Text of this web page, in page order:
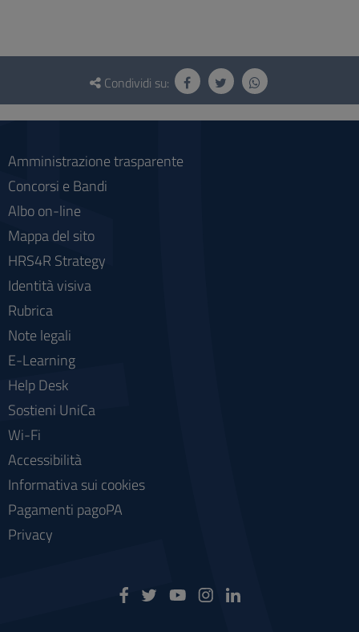
Questionario
social
Condividi su:
Amministrazione trasparente
Concorsi e Bandi
Albo on-line
Mappa del sito
HRS4R Strategy
Identità visiva
Rubrica
Note legali
E-Learning
Help Desk
Sostieni UniCa
Wi-Fi
Accessibilità
Informativa sui cookies
Pagamenti pagoPA
Privacy